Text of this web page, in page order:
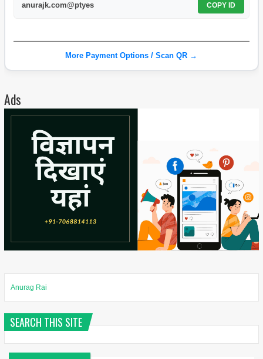
anurajk.com@ptyes COPY ID
More Payment Options / Scan QR →
Ads
Anurag Rai
SEARCH THIS SITE